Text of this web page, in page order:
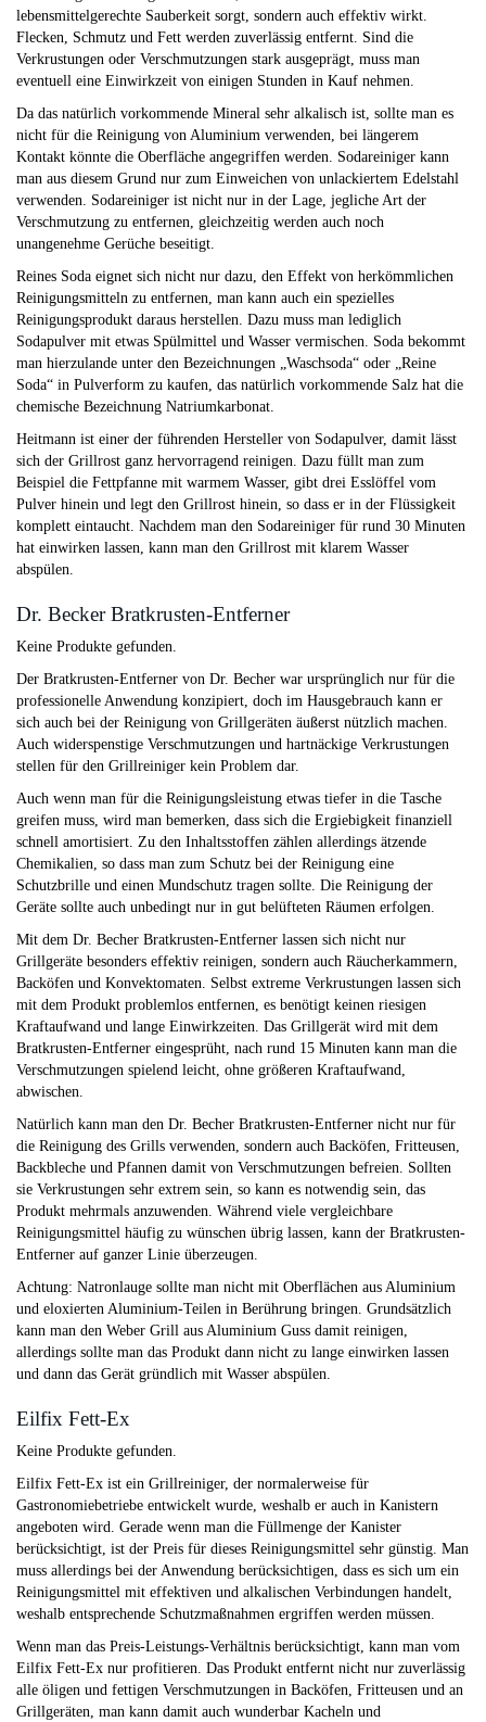
lebensmittelgerechte Sauberkeit sorgt, sondern auch effektiv wirkt.
Flecken, Schmutz und Fett werden zuverlässig entfernt. Sind die
Verkrustungen oder Verschmutzungen stark ausgeprägt, muss man
eventuell eine Einwirkzeit von einigen Stunden in Kauf nehmen.
Da das natürlich vorkommende Mineral sehr alkalisch ist, sollte man es
nicht für die Reinigung von Aluminium verwenden, bei längerem
Kontakt könnte die Oberfläche angegriffen werden. Sodareiniger kann
man aus diesem Grund nur zum Einweichen von unlackiertem Edelstahl
verwenden. Sodareiniger ist nicht nur in der Lage, jegliche Art der
Verschmutzung zu entfernen, gleichzeitig werden auch noch
unangenehme Gerüche beseitigt.
Reines Soda eignet sich nicht nur dazu, den Effekt von herkömmlichen
Reinigungsmitteln zu entfernen, man kann auch ein spezielles
Reinigungsprodukt daraus herstellen. Dazu muss man lediglich
Sodapulver mit etwas Spülmittel und Wasser vermischen. Soda bekommt
man hierzulande unter den Bezeichnungen „Waschsoda“ oder „Reine
Soda“ in Pulverform zu kaufen, das natürlich vorkommende Salz hat die
chemische Bezeichnung Natriumkarbonat.
Heitmann ist einer der führenden Hersteller von Sodapulver, damit lässt
sich der Grillrost ganz hervorragend reinigen. Dazu füllt man zum
Beispiel die Fettpfanne mit warmem Wasser, gibt drei Esslöffel vom
Pulver hinein und legt den Grillrost hinein, so dass er in der Flüssigkeit
komplett eintaucht. Nachdem man den Sodareiniger für rund 30 Minuten
hat einwirken lassen, kann man den Grillrost mit klarem Wasser
abspülen.
Dr. Becker Bratkrusten-Entferner
Keine Produkte gefunden.
Der Bratkrusten-Entferner von Dr. Becher war ursprünglich nur für die
professionelle Anwendung konzipiert, doch im Hausgebrauch kann er
sich auch bei der Reinigung von Grillgeräten äußerst nützlich machen.
Auch widerspenstige Verschmutzungen und hartnäckige Verkrustungen
stellen für den Grillreiniger kein Problem dar.
Auch wenn man für die Reinigungsleistung etwas tiefer in die Tasche
greifen muss, wird man bemerken, dass sich die Ergiebigkeit finanziell
schnell amortisiert. Zu den Inhaltsstoffen zählen allerdings ätzende
Chemikalien, so dass man zum Schutz bei der Reinigung eine
Schutzbrille und einen Mundschutz tragen sollte. Die Reinigung der
Geräte sollte auch unbedingt nur in gut belüfteten Räumen erfolgen.
Mit dem Dr. Becher Bratkrusten-Entferner lassen sich nicht nur
Grillgeräte besonders effektiv reinigen, sondern auch Räucherkammern,
Backöfen und Konvektomaten. Selbst extreme Verkrustungen lassen sich
mit dem Produkt problemlos entfernen, es benötigt keinen riesigen
Kraftaufwand und lange Einwirkzeiten. Das Grillgerät wird mit dem
Bratkrusten-Entferner eingesprüht, nach rund 15 Minuten kann man die
Verschmutzungen spielend leicht, ohne größeren Kraftaufwand,
abwischen.
Natürlich kann man den Dr. Becher Bratkrusten-Entferner nicht nur für
die Reinigung des Grills verwenden, sondern auch Backöfen, Fritteusen,
Backbleche und Pfannen damit von Verschmutzungen befreien. Sollten
sie Verkrustungen sehr extrem sein, so kann es notwendig sein, das
Produkt mehrmals anzuwenden. Während viele vergleichbare
Reinigungsmittel häufig zu wünschen übrig lassen, kann der Bratkrusten-
Entferner auf ganzer Linie überzeugen.
Achtung: Natronlauge sollte man nicht mit Oberflächen aus Aluminium
und eloxierten Aluminium-Teilen in Berührung bringen. Grundsätzlich
kann man den Weber Grill aus Aluminium Guss damit reinigen,
allerdings sollte man das Produkt dann nicht zu lange einwirken lassen
und dann das Gerät gründlich mit Wasser abspülen.
Eilfix Fett-Ex
Keine Produkte gefunden.
Eilfix Fett-Ex ist ein Grillreiniger, der normalerweise für
Gastronomiebetriebe entwickelt wurde, weshalb er auch in Kanistern
angeboten wird. Gerade wenn man die Füllmenge der Kanister
berücksichtigt, ist der Preis für dieses Reinigungsmittel sehr günstig. Man
muss allerdings bei der Anwendung berücksichtigen, dass es sich um ein
Reinigungsmittel mit effektiven und alkalischen Verbindungen handelt,
weshalb entsprechende Schutzmaßnahmen ergriffen werden müssen.
Wenn man das Preis-Leistungs-Verhältnis berücksichtigt, kann man vom
Eilfix Fett-Ex nur profitieren. Das Produkt entfernt nicht nur zuverlässig
alle öligen und fettigen Verschmutzungen in Backöfen, Fritteusen und an
Grillgeräten, man kann damit auch wunderbar Kacheln und